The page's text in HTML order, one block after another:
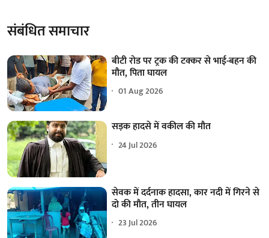
संबंधित समाचार
बीटी रोड पर ट्रक की टक्कर से भाई-बहन की
मौत, पिता घायल
01 Aug 2026
सड़क हादसे में वकील की मौत
24 Jul 2026
सेवक में दर्दनाक हादसा, कार नदी में गिरने से
दो की मौत, तीन घायल
23 Jul 2026